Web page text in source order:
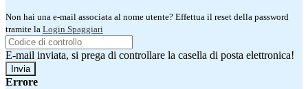
Non hai una e-mail associata al nome utente? Effettua il reset della password
tramite la Login Spaggiari
E-mail inviata, si prega di controllare la casella di posta elettronica!
Errore